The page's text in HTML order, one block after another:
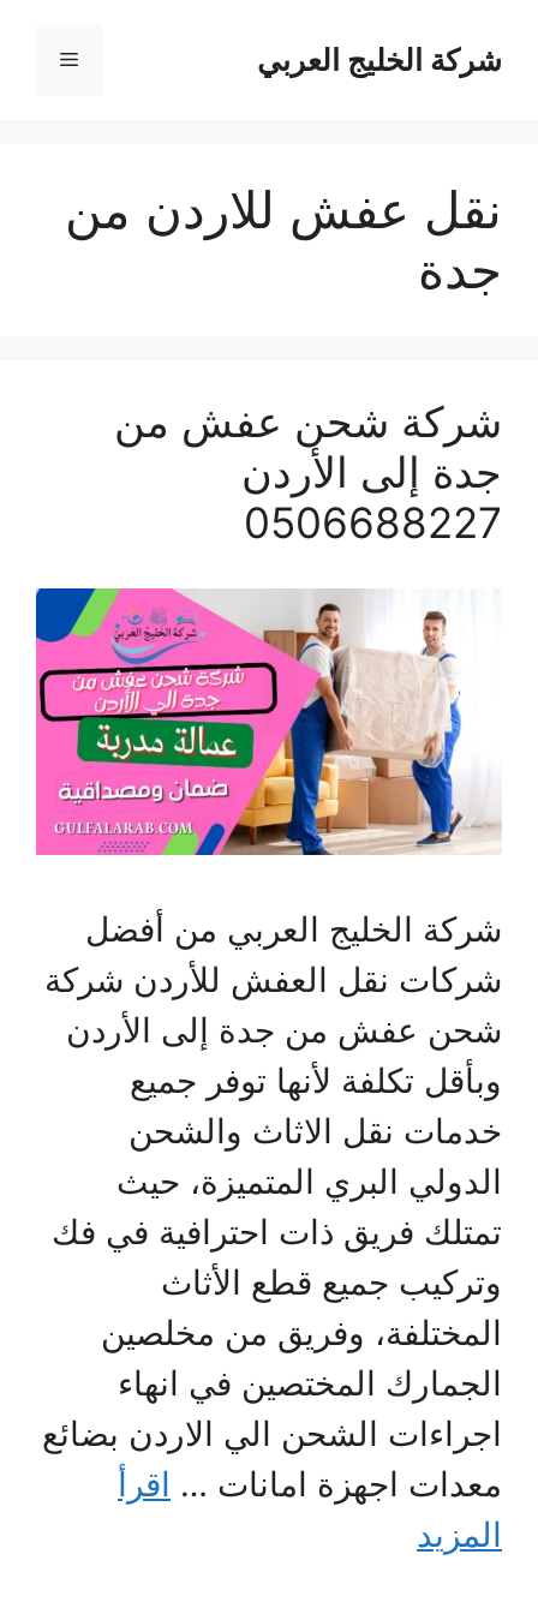
المحتوىشركة الخليج العربي القائمة
نقل عفش للاردن من
جدة
شركة شحن عفش من
جدة إلى الأردن
0506688227
شركة الخليج العربي من أفضل
شركات نقل العفش للأردن شركة
شحن عفش من جدة إلى الأردن
وبأقل تكلفة لأنها توفر جميع
خدمات نقل الاثاث والشحن
الدولي البري المتميزة، حيث
تمتلك فريق ذات احترافية في فك
وتركيب جميع قطع الأثاث
المختلفة، وفريق من مخلصين
الجمارك المختصين في انهاء
اجراءات الشحن الي الاردن بضائع
معدات اجهزة امانات … اقرأ
المزيد